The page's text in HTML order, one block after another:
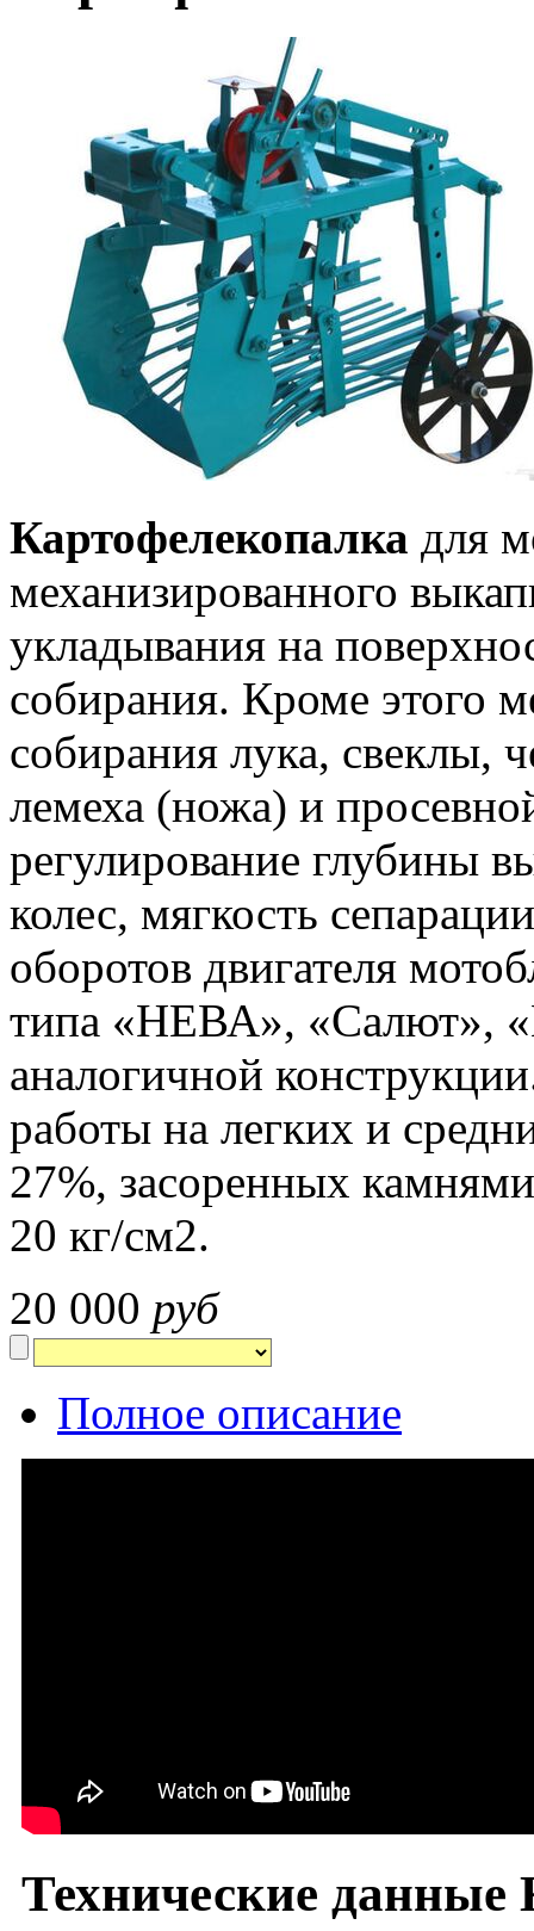
Картофелекопалка для
механизированного
укладывания на
собирания. Кроме этого
собирания лука, свеклы,
лемеха (ножа) и
регулирование глубины
колес, мягкость
оборотов двигателя
типа «НЕВА», «Салют»,
аналогичной
работы на легких и
27%, засоренных
20 кг/см2.
20 000 руб
Полное описание
Технические